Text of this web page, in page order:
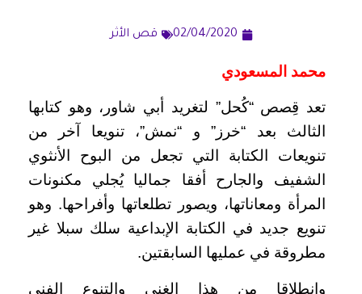
02/04/2020 قص الأثر
محمد المسعودي
تعد قِصص “كُحل” لتغريد أبي شاور، وهو كتابها
الثالث بعد “خرز” و “نمش”، تنويعا آخر من
تنويعات الكتابة التي تجعل من البوح الأنثوي
الشفيف والجارح أفقا جماليا يُجلي مكنونات
المرأة ومعاناتها، ويصور تطلعاتها وأفراحها. وهو
تنويع جديد في الكتابة الإبداعية سلك سبلا غير
مطروقة في عمليها السابقتين.
وانطلاقا من هذا الغنى والتنوع الفني